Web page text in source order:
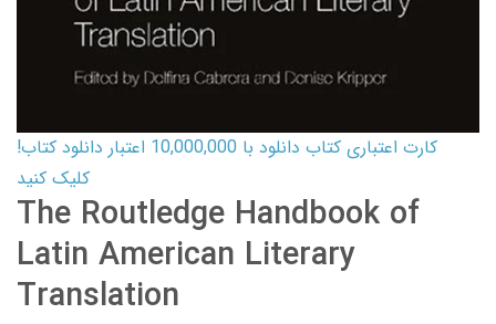
کارت اعتباری کتاب دانلود با 10,000,000 اعتبار دانلود کتاب!
کلیک کنید
The Routledge Handbook of
Latin American Literary
Translation